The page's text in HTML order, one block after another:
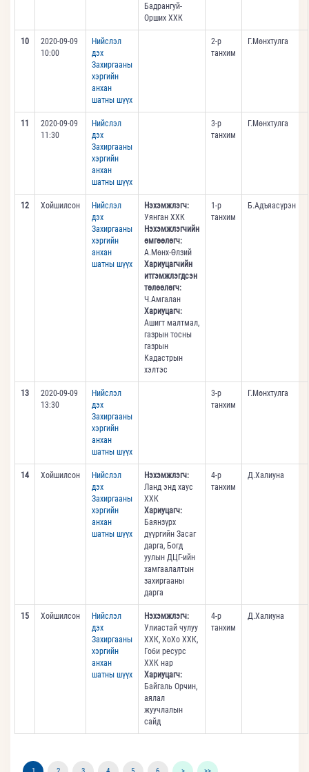
Бадрангуй-
Орших ХХК
10
2020-09-09
10:00
Нийслэл
дэх
Захиргааны
хэргийн
анхан
шатны шүүх
2-р
танхим
Г.Мөнхтулга
11
2020-09-09
11:30
Нийслэл
дэх
Захиргааны
хэргийн
анхан
шатны шүүх
3-р
танхим
Г.Мөнхтулга
12 Хойшилсон
Нийслэл
дэх
Захиргааны
хэргийн
анхан
шатны шүүх
Нэхэмжлэгч:
Уянган ХХК
Нэхэмжлэгчийн
өмгөөлөгч:
А.Мөнх-Өлзий
Хариуцагчийн
итгэмжлэгдсэн
төлөөлөгч:
Ч.Амгалан
Хариуцагч:
Ашигт малтмал,
газрын тосны
газрын
Кадастрын
хэлтэс
1-р
танхим
Б.Адъяасүрэн
13
2020-09-09
13:30
Нийслэл
дэх
Захиргааны
хэргийн
анхан
шатны шүүх
3-р
танхим
Г.Мөнхтулга
14 Хойшилсон
Нийслэл
дэх
Захиргааны
хэргийн
анхан
шатны шүүх
Нэхэмжлэгч:
Ланд энд хаус
ХХК
Хариуцагч:
Баянзүрх
дүүргийн Засаг
дарга, Богд
уулын ДЦГ-ийн
хамгаалалтын
захиргааны
дарга
4-р
танхим
Д.Халиуна
15 Хойшилсон
Нийслэл
дэх
Захиргааны
хэргийн
анхан
шатны шүүх
Нэхэмжлэгч:
Улиастай чулуу
ХХК, ХоХо ХХК,
Гоби ресурс
ХХК нар
Хариуцагч:
Байгаль Орчин,
аялал
жуучлалын
сайд
4-р
танхим
Д.Халиуна